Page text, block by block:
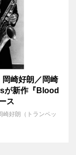
崎好朗／岡崎
が新作『Blood
ス
崎好朗（トランペッ